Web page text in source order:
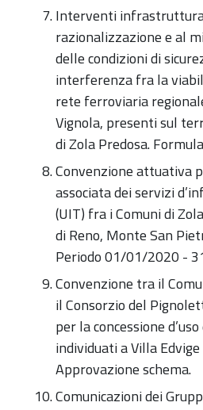
Interventi
razionalizzazione e al
delle condizioni di
interferenza fra la
rete ferroviaria
Vignola, presenti sul
di Zola Predosa.
Convenzione attuativa
associata dei servizi
(UIT) fra i Comuni di
di Reno, Monte San
Periodo 01/01/2020 -
Convenzione tra il
il Consorzio del
per la concessione
individuati a Villa
Approvazione schema.
Comunicazioni dei